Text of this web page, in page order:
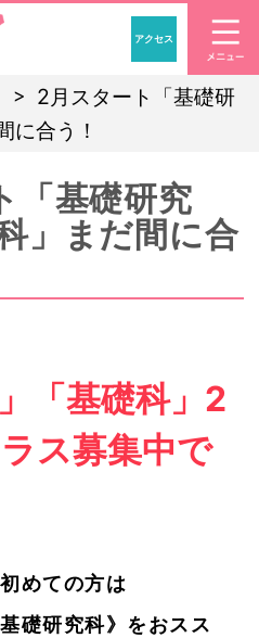
「アナウンサー・マ
アクセス
2月スタート「基礎研
に合う！
「基礎研究
」まだ間に合
「基礎科」2
ス募集中で
めての方は
礎研究科》をおスス